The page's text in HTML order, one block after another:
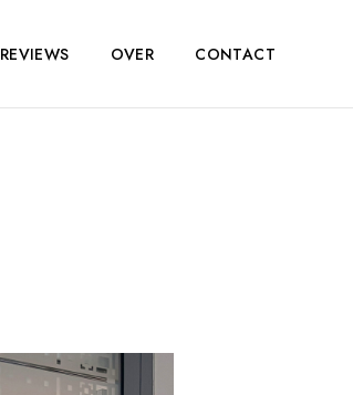
REVIEWS OVER CONTACT